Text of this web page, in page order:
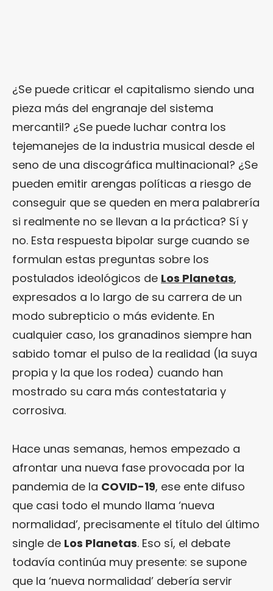
¿Se puede criticar el capitalismo siendo una
pieza más del engranaje del sistema
mercantil? ¿Se puede luchar contra los
tejemanejes de la industria musical desde el
seno de una discográfica multinacional? ¿Se
pueden emitir arengas políticas a riesgo de
conseguir que se queden en mera palabrería
si realmente no se llevan a la práctica? Sí y
no. Esta respuesta bipolar surge cuando se
formulan estas preguntas sobre los
postulados ideológicos de Los Planetas,
expresados a lo largo de su carrera de un
modo subrepticio o más evidente. En
cualquier caso, los granadinos siempre han
sabido tomar el pulso de la realidad (la suya
propia y la que los rodea) cuando han
mostrado su cara más contestataria y
corrosiva.
Hace unas semanas, hemos empezado a
afrontar una nueva fase provocada por la
pandemia de la COVID-19, ese ente difuso
que casi todo el mundo llama ‘nueva
normalidad’, precisamente el título del último
single de Los Planetas. Eso sí, el debate
todavía continúa muy presente: se supone
que la ‘nueva normalidad’ debería servir